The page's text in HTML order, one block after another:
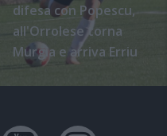
difesa con Popescu,
all'Orrolese torna
Murgia e arriva Erriu